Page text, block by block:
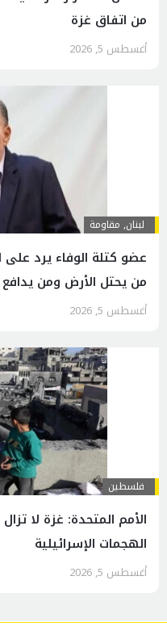
من اتفاق غزة
أغسطس 5, 2026
لبنان, مقاومة
عضو كتلة الوفاء يرد
من يحتل الأرض ومن
أغسطس 5, 2026
فلسطين
الأمم المتحدة: غزة لا
الهجمات الإسرائيلية
أغسطس 5, 2026